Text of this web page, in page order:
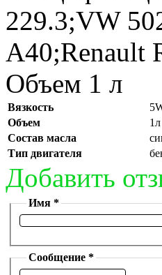
229.3;VW
A40;Renault
Объем 1 л
Вязкость
Объем
1л
Состав масла
Тип двигателя
Добавить
Имя *
Сообщение *